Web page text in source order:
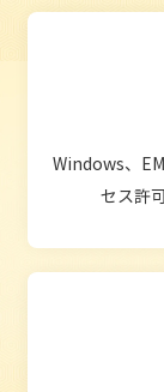
Windows、
セス許